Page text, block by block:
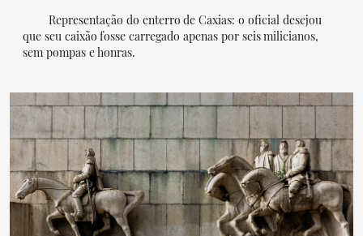
Representação do enterro de Caxias: o oficial desejou
que seu caixão fosse carregado apenas por seis milicianos,
sem pompas e honras.